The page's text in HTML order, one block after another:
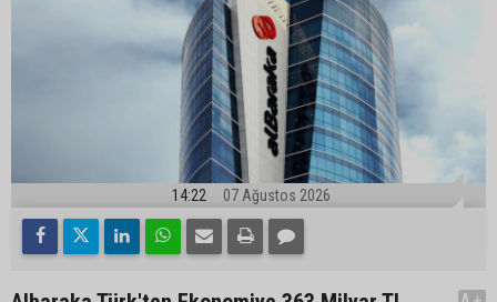
14:22 07 Ağustos 2026